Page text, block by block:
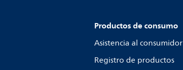
Productos de consumo
Asistencia al consumidor
Registro de productos